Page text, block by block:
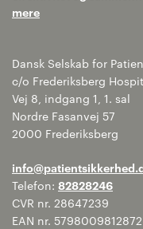
mere
Dansk Selskab for
c/o Frederiksberg
Vej 8, indgang 1, 1. sal
Nordre Fasanvej 57
2000 Frederiksberg
Telefon: 82828246
CVR nr. 28647239
EAN nr. 5798009812872